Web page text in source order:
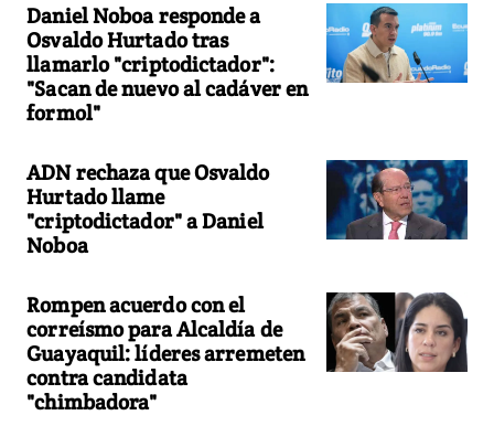
Daniel Noboa responde a
Osvaldo Hurtado tras
llamarlo "criptodictador":
"Sacan de nuevo al cadáver en
formol"
ADN rechaza que Osvaldo
Hurtado llame
"criptodictador" a Daniel
Noboa
Rompen acuerdo con el
correísmo para Alcaldía de
Guayaquil: líderes arremeten
contra candidata
"chimbadora"